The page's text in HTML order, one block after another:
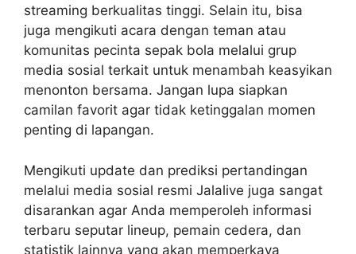
streaming berkualitas tinggi. Selain itu, bisa
juga mengikuti acara dengan teman atau
komunitas pecinta sepak bola melalui grup
media sosial terkait untuk menambah keasyikan
menonton bersama. Jangan lupa siapkan
camilan favorit agar tidak ketinggalan momen
penting di lapangan.
Mengikuti update dan prediksi pertandingan
melalui media sosial resmi Jalalive juga sangat
disarankan agar Anda memperoleh informasi
terbaru seputar lineup, pemain cedera, dan
statistik lainnya yang akan memperkaya